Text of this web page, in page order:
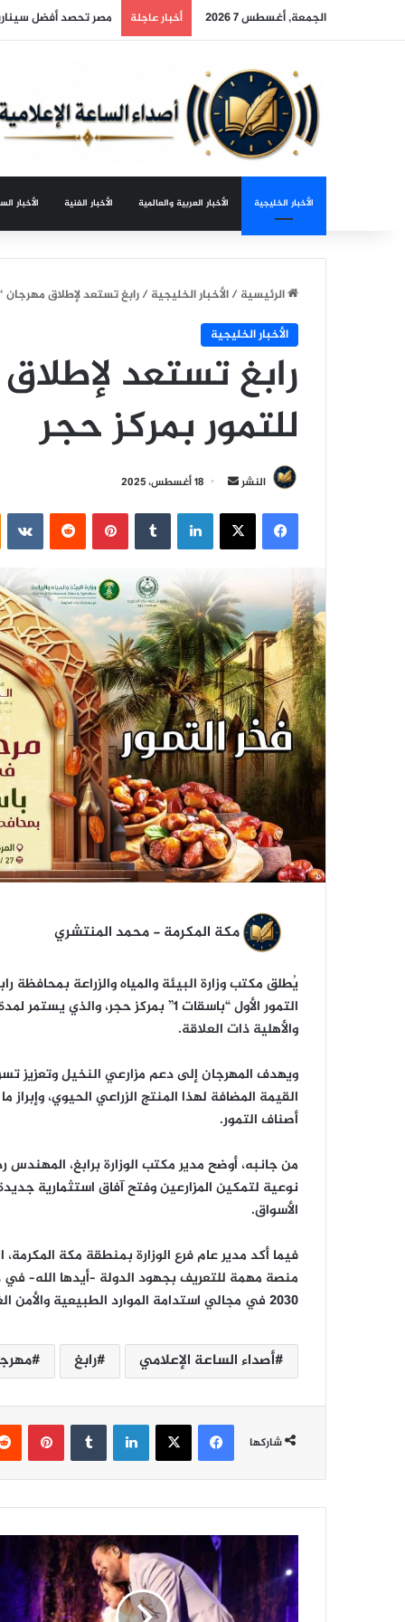
الجمعة, أغسطس 7 2026 أخبار عاجلة مصر تحصد أفضل
الأخبار الخليجية الأخبار العربية والعالمية الأخبار الفنية الأخبار
الرئيسية/الأخبار الخليجية/رابغ تستعد لإطلاق مهرجان “باسقات 1”
الأخبار الخليجية
للتمور بمركز حجر
النشر
ل
ر
ي
د
ا
إ
ل
ك
ت
ر
و
ن
ي
ا
18 أغسطس، 2025
فيسبوك ‫X لينكدإن بينتيريست
مكة المكرمة - محمد المنتشري
التمور الأول “باسقات 1” بمركز حجر،
والأهلية ذات العلاقة.
ويهدف المهرجان إلى دعم مزارعي النخيل وتعزيز
القيمة المضافة لهذا المنتج الزراعي الحيوي،
أصناف التمور.
من جانبه، أوضح مدير مكتب الوزارة برابغ،
نوعية لتمكين المزارعين وفتح آفاق استثمارية
الأسواق.
فيما أكد مدير عام فرع الوزارة بمنطقة مكة
منصة مهمة للتعريف بجهود الدولة –أيدها الله–
2030 في مجالي استدامة الموارد الطبيعية والأمن الغذائي.
أصداء الساعة الإعلامي رابغ مهرجان
شاركها
فيسبوك ‫X لينكدإن بينتيريست
ر
غ
ب